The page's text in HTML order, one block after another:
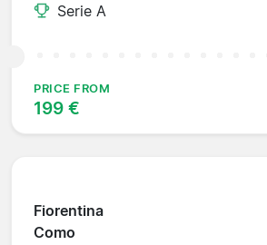
Serie A
PRICE FROM
199 €
Fiorentina
Como